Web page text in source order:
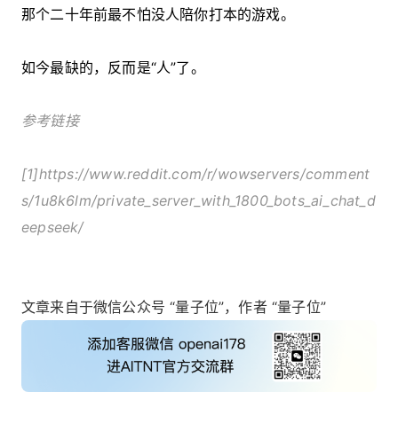
那个二十年前最不怕没人陪你打本的游戏。
如今最缺的，反而是“人”了。
参考链接
[1]https://www.reddit.com/r/wowservers/comment
s/1u8k6lm/private_server_with_1800_bots_ai_chat_d
eepseek/
文章来自于微信公众号 “量子位”，作者 “量子位”